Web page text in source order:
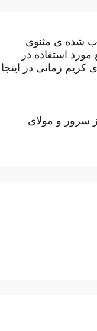
شده ی مثنوی
استفاده در
کریم زمانی در اینجا
سرور و مولای